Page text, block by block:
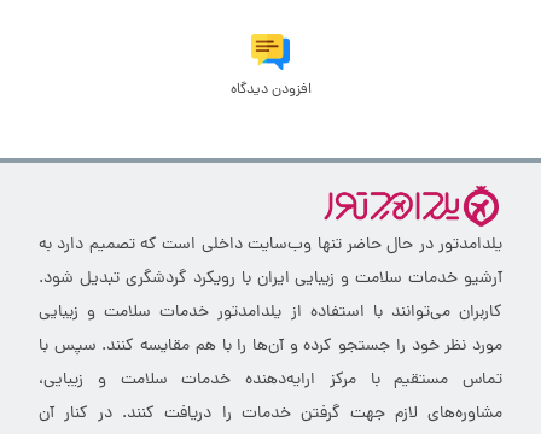
افزودن دیدگاه
یلدامدتور در حال حاضر تنها وب‌سایت داخلی است که تصمیم دارد به
آرشیو خدمات سلامت و زیبایی ایران با رویکرد گردشگری تبدیل شود.
کاربران می‌توانند با استفاده از یلدامدتور خدمات سلامت و زیبایی
مورد نظر خود را جستجو کرده و آن‌ها را با هم مقایسه کنند. سپس با
تماس مستقیم با مرکز ارایه‌دهنده خدمات سلامت و زیبایی،
مشاوره‌های لازم جهت گرفتن خدمات را دریافت کنند. در کنار آن